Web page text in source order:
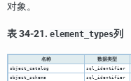
对象。
表 34-21. element_types列
名称 数据类型
object_catalog sql_identifier
object_schema sql_identifier